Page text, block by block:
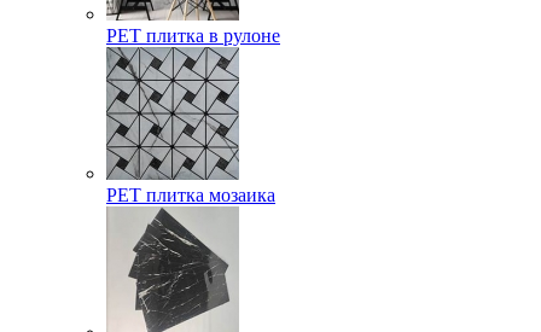
РЕТ плитка в рулоне
РЕТ плитка мозаика